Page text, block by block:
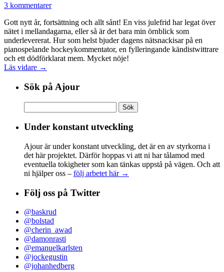
3 kommentarer
Gott nytt år, fortsättning och allt sånt! En viss julefrid har legat över
nätet i mellandagarna, eller så är det bara min örnblick som
underlevererat. Hur som helst bjuder dagens nätsnackisar på en
pianospelande hockeykommentator, en fylleringande kändistwittrare
och ett dödförklarat mem. Mycket nöje!
Läs vidare →
Sök på Ajour
efter:
Under konstant utveckling
Ajour är under konstant utveckling, det är en av styrkorna i
det här projektet. Därför hoppas vi att ni har tålamod med
eventuella tokigheter som kan tänkas uppstå på vägen. Och att
ni hjälper oss – följ arbetet här →
Följ oss på Twitter
@baskrud
@bolstad
@cherin_awad
@damonrasti
@emanuelkarlsten
@jockegustin
@johanhedberg